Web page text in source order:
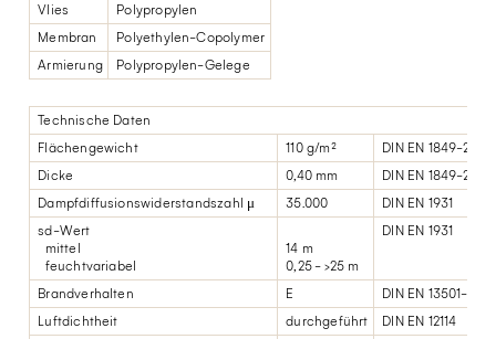
Vlies
Polypropylen
Membran
Polyethylen-Copolymer
Armierung
Polypropylen-Gelege
Technische Daten
Flächengewicht
110 g/m²
DIN EN 1849-2
Dicke
0,40 mm
DIN EN 1849-2
Dampfdiffusionswiderstandszahl μ
35.000
DIN EN 1931
sd-Wert
mittel
feuchtvariabel
14 m
0,25 - >25 m
DIN EN 1931
Brandverhalten E
DIN EN 13501-1
Luftdichtheit
durchgeführt
DIN EN 12114